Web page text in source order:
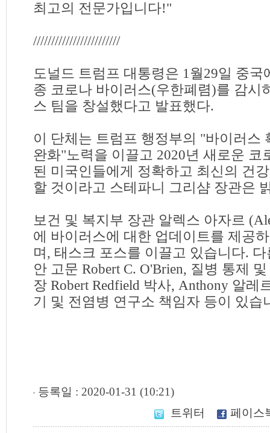
최고의 전문가입니다!"
////////////////////////
도널드 트럼프 대통령은 1월29일 중국
종 코로나 바이러스(우한폐렴)를 감시
스 팀을 창설했다고 발표했다.
이 단체는 트럼프 행정부의 "바이러스
완화"노력을 이끌고 2020년 새로운 코
된 미국인들에게 정확하고 최신의 건
할 것이라고 스테파니 그리샴 장관은
보건 및 복지부 장관 알렉스 아자르
에 바이러스에 대한 업데이트를 제공
며, 태스크 포스를 이끌고 있습니다.
안 고문 Robert C. O'Brien, 질병 통제
장 Robert Redfield 박사, Anthony 알레
기 및 전염병 연구소 책임자 등이 있습
등록일 : 2020-01-31 (10:21)
트위터
페이스